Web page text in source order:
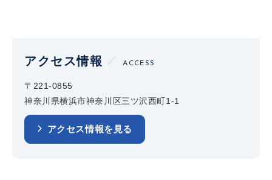
アクセス情報 ACCESS
〒221-0855
神奈川県横浜市神奈川区三ツ沢西町1-1
アクセス情報を見る